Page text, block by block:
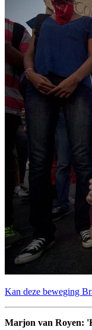
Kan deze beweging
Marjon van Royen: